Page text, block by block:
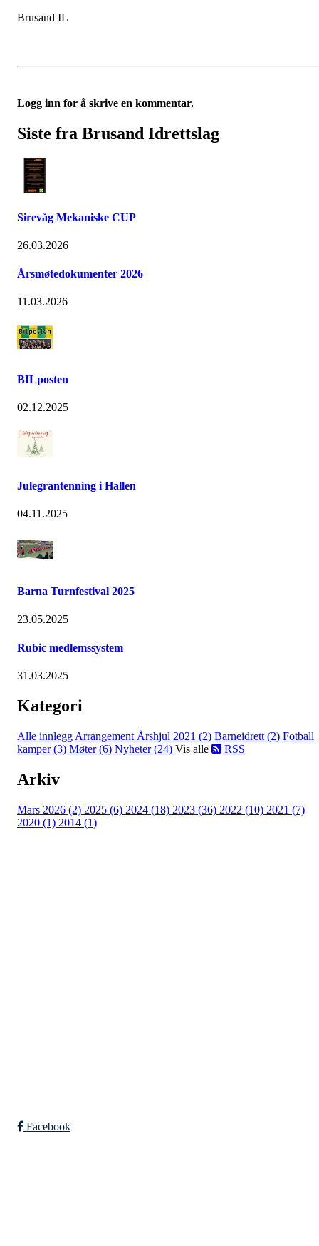
Brusand IL
Logg inn for å skrive en kommentar.
Siste fra Brusand Idrettslag
Sirevåg Mekaniske CUP
26.03.2026
Årsmøtedokumenter 2026
11.03.2026
BILposten
02.12.2025
Julegrantenning i Hallen
04.11.2025
Barna Turnfestival 2025
23.05.2025
Rubic medlemssystem
31.03.2025
Kategori
Alle innlegg Arrangement Årshjul 2021 (2) Barneidrett (2) Fotball
kamper (3) Møter (6) Nyheter (24) Vis alle RSS
Arkiv
Mars 2026 (2) 2025 (6) 2024 (18) 2023 (36) 2022 (10) 2021 (7)
2020 (1) 2014 (1)
Facebook